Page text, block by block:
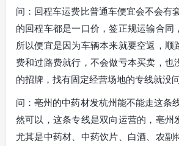
问：回程车运费比普通车便宜会不会有
的回程车都是一口价，签正规运输合同
所以便宜是因为车辆本来就要空返，顺
费和过路费就行，不会做亏本买卖，也
的招牌，找有固定经营场地的专线就没问
问：亳州的中药材发杭州能不能走这条
然可以，这条专线是双向运营的，亳州
尤其是中药材、中药饮片、白酒、农副